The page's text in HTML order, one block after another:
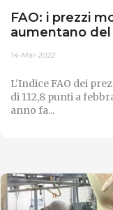
FAO: i prezzi
aumentano del
14-Mar-2022
L'Indice FAO dei
di 112,8 punti a
anno fa...